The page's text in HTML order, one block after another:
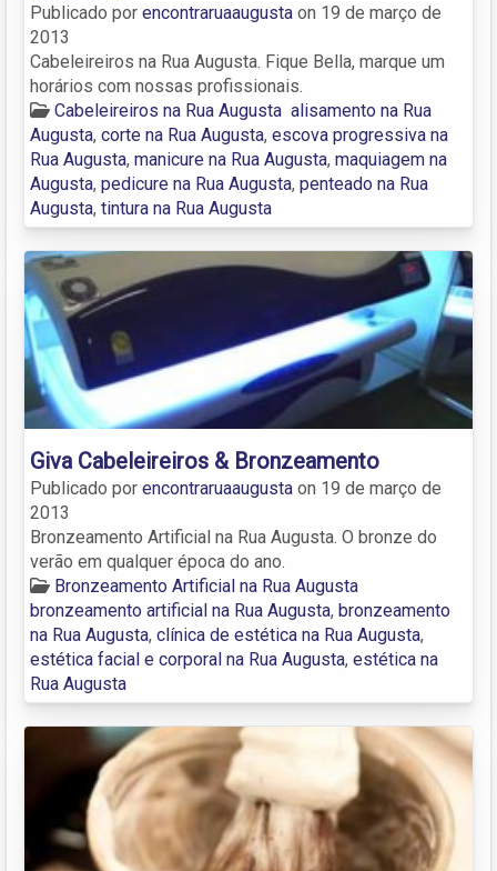
Publicado por encontraruaaugusta on 19 de março de
2013
Cabeleireiros na Rua Augusta. Fique Bella, marque um
horários com nossas profissionais.
Cabeleireiros na Rua Augusta alisamento na Rua
Augusta, corte na Rua Augusta, escova progressiva na
Rua Augusta, manicure na Rua Augusta, maquiagem na
Augusta, pedicure na Rua Augusta, penteado na Rua
Augusta, tintura na Rua Augusta
Giva Cabeleireiros & Bronzeamento
Publicado por encontraruaaugusta on 19 de março de
2013
Bronzeamento Artificial na Rua Augusta. O bronze do
verão em qualquer época do ano.
Bronzeamento Artificial na Rua Augusta
bronzeamento artificial na Rua Augusta, bronzeamento
na Rua Augusta, clínica de estética na Rua Augusta,
estética facial e corporal na Rua Augusta, estética na
Rua Augusta